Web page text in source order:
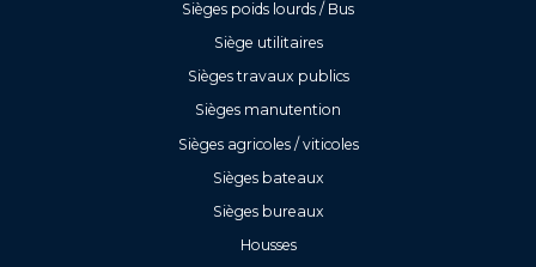
Sièges poids lourds / Bus
Siège utilitaires
Sièges travaux publics
Sièges manutention
Sièges agricoles / viticoles
Sièges bateaux
Sièges bureaux
Housses